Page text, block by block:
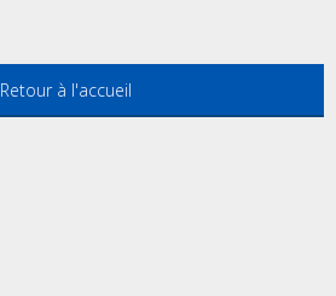
Retour à l'accueil